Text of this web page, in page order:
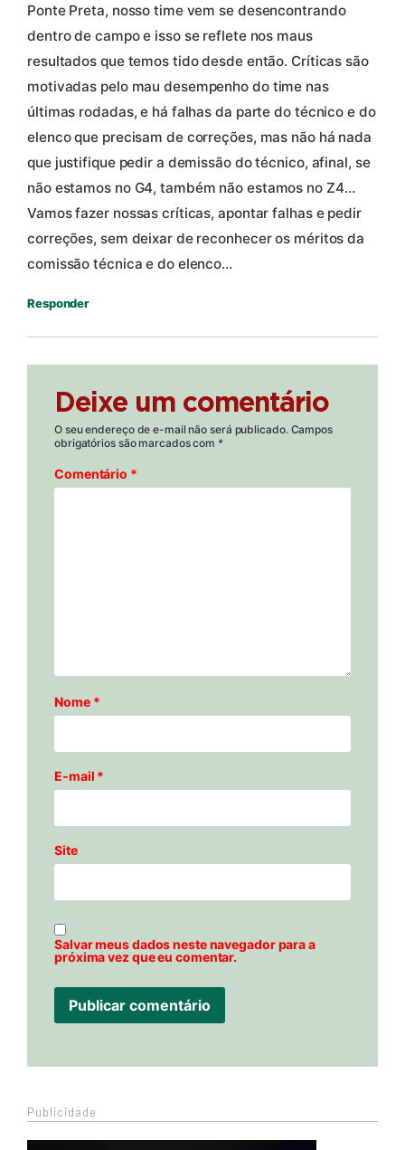
Ponte Preta, nosso time vem se desencontrando
dentro de campo e isso se reflete nos maus
resultados que temos tido desde então. Críticas são
motivadas pelo mau desempenho do time nas
últimas rodadas, e há falhas da parte do técnico e do
elenco que precisam de correções, mas não há nada
que justifique pedir a demissão do técnico, afinal, se
não estamos no G4, também não estamos no Z4…
Vamos fazer nossas críticas, apontar falhas e pedir
correções, sem deixar de reconhecer os méritos da
comissão técnica e do elenco…
Responder
Deixe um comentário
O seu endereço de e-mail não será publicado. Campos
obrigatórios são marcados com *
Comentário *
Nome *
E-mail *
Site
Salvar meus dados neste navegador para a
próxima vez que eu comentar.
Publicidade